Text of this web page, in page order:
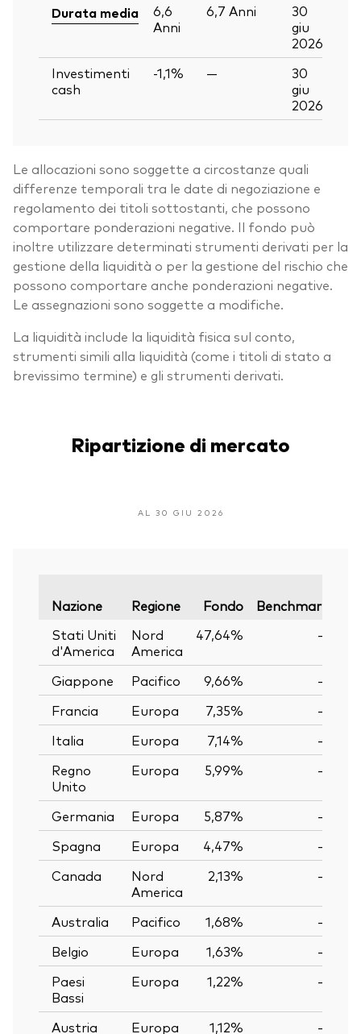
Durata media
6,6
Anni
6,7 Anni
30
giu
2026
Investimenti
cash
-1,1% —
30
giu
2026
Le allocazioni sono soggette a circostanze quali
differenze temporali tra le date di negoziazione e
regolamento dei titoli sottostanti, che possono
comportare ponderazioni negative. Il fondo può
inoltre utilizzare determinati strumenti derivati per la
gestione della liquidità o per la gestione del rischio che
possono comportare anche ponderazioni negative.
Le assegnazioni sono soggette a modifiche.
La liquidità include la liquidità fisica sul conto,
strumenti simili alla liquidità (come i titoli di stato a
brevissimo termine) e gli strumenti derivati.
Ripartizione di mercato
AL 30 GIU 2026
Nazione Regione Fondo Benchmark
Stati Uniti
d'America
Nord
America
47,64% —
Giappone Pacifico 9,66%
—
Francia
Europa 7,35%
—
Italia
Europa 7,14%
—
Regno
Unito
Europa 5,99% —
Germania Europa 5,87%
—
Spagna
Europa 4,47%
—
Canada
Nord
America
2,13% —
Australia Pacifico 1,68%
—
Belgio
Europa 1,63%
—
Paesi
Bassi
Europa 1,22% —
Austria Europa 1,12% —